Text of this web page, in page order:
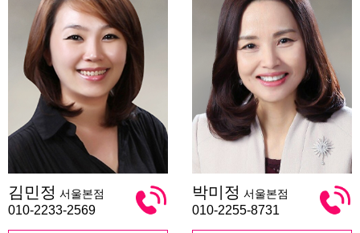
민
정
김민정 서울본점
010-2233-2569
미
정
박미정 서울본점
010-2255-8731